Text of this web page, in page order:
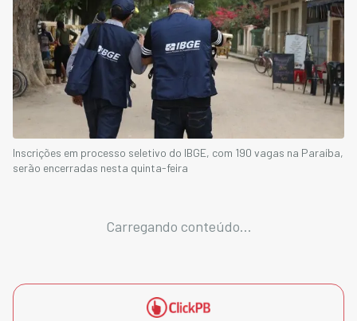
Inscrições em processo seletivo do IBGE, com 190 vagas na Paraíba,
serão encerradas nesta quinta-feira
Carregando conteúdo...